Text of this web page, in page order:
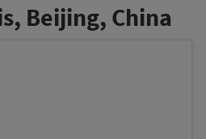
Beijing, China